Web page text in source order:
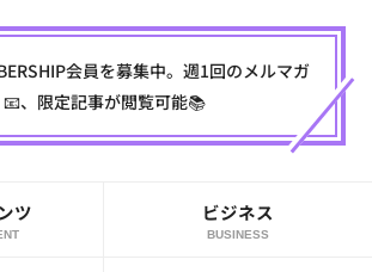
会員を募集中。週1回のメルマガ
📧、限定記事が閲覧可能📚
ツ ビジネス
BUSINESS